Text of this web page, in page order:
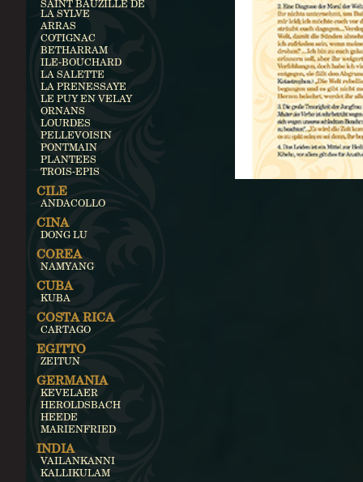
SAINT BAUZILLE DE
LA SYLVE
ARRAS
COTIGNAC
BETHARRAM
ILE-BOUCHARD
LA SALETTE
LA PRENESSAYE
LE PUY EN VELAY
ORNANS
LOURDES
PELLEVOISIN
PONTMAIN
PLANTEES
TROIS-EPIS
CILE
ANDACOLLO
CINA
DONG LU
COREA
NAMYANG
CUBA
KUBA
COSTA RICA
CARTAGO
EGITTO
ZEITUN
GERMANIA
KEVELAER
HEROLDSBACH
HEEDE
MARIENFRIED
INDIA
VAILANKANNI
KALLIKULAM